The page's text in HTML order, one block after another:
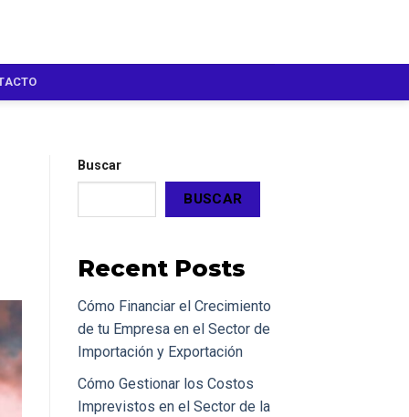
Buscar
BUSCAR
Recent Posts
Cómo Financiar el Crecimiento
de tu Empresa en el Sector de
Importación y Exportación
Cómo Gestionar los Costos
Imprevistos en el Sector de la